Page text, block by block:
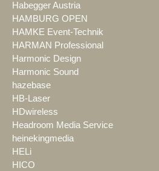
Habegger Austria
HAMBURG OPEN
HAMKE Event-Technik
HARMAN Professional
Harmonic Design
Harmonic Sound
hazebase
HB-Laser
HDwireless
Headroom Media Service
heinekingmedia
HELi
HICO